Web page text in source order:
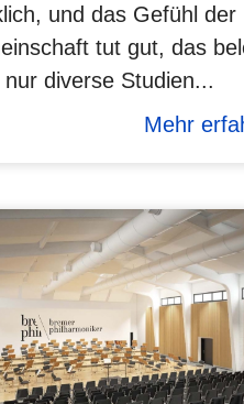
und das Gefühl der
tut gut, das
nur diverse Studien...
Mehr